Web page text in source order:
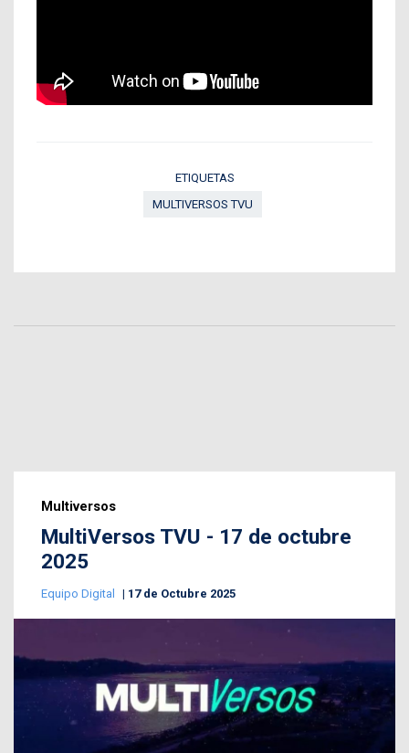
ETIQUETAS
MULTIVERSOS TVU
Multiversos
MultiVersos TVU - 17 de octubre
2025
Equipo Digital 17 de Octubre 2025